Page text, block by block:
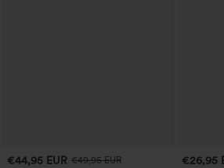
€44,95 EUR €49,95 EUR
€26,95